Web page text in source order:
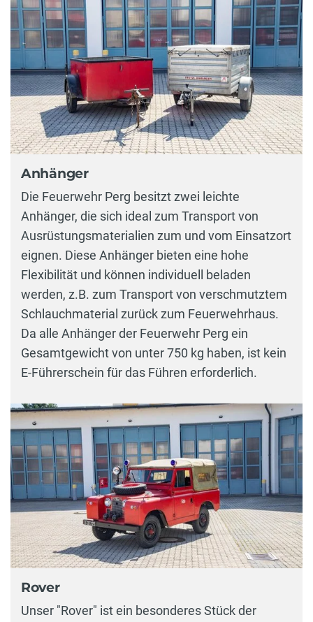
Anhänger
Die Feuerwehr Perg besitzt zwei leichte
Anhänger, die sich ideal zum Transport von
Ausrüstungsmaterialien zum und vom Einsatzort
eignen. Diese Anhänger bieten eine hohe
Flexibilität und können individuell beladen
werden, z.B. zum Transport von verschmutztem
Schlauchmaterial zurück zum Feuerwehrhaus.
Da alle Anhänger der Feuerwehr Perg ein
Gesamtgewicht von unter 750 kg haben, ist kein
E-Führerschein für das Führen erforderlich.
Rover
Unser "Rover" ist ein besonderes Stück der